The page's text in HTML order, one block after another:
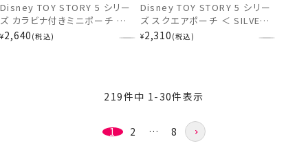
Disney TOY STORY 5 シリー
ズ カラビナ付きミニポーチ ＜
SILVER / BLUE ＞ トイ・ストー
¥2,640 税込
Disney TOY STORY 5 シリー
ズ スクエアポーチ ＜ SILVER /
BLUE ＞ トイ・ストーリー ディ
¥2,310 税込
219件中 1- 30件表示
1 2 … 8